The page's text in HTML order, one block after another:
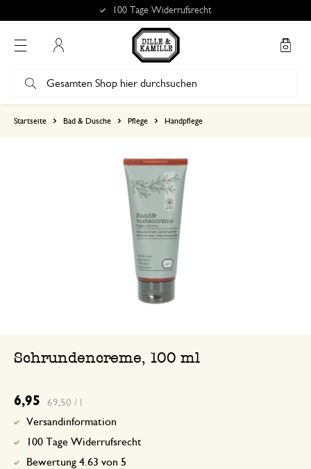
100 Tage Widerrufsrecht
Startseite Bad & Dusche Pflege Handpflege
Schrundencreme, 100 ml
6,95 69,50 / l
Versandinformation
100 Tage Widerrufsrecht
Bewertung 4.63 von 5